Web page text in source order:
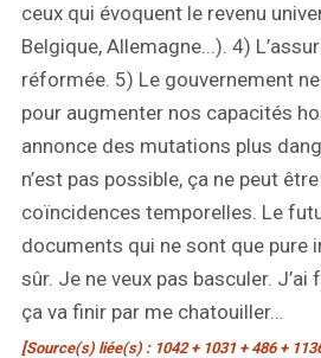
ceux qui évoquent le revenu
Belgique, Allemagne...). 4)
réformée. 5) Le gouvernement
pour augmenter nos capacités
annonce des mutations plus
n’est pas possible, ça ne peut
coïncidences temporelles. Le
documents qui ne sont que pure
sûr. Je ne veux pas basculer. J’ai
ça va finir par me chatouiller…
[Source(s) liée(s) : 1042 + 1031 + 486 +